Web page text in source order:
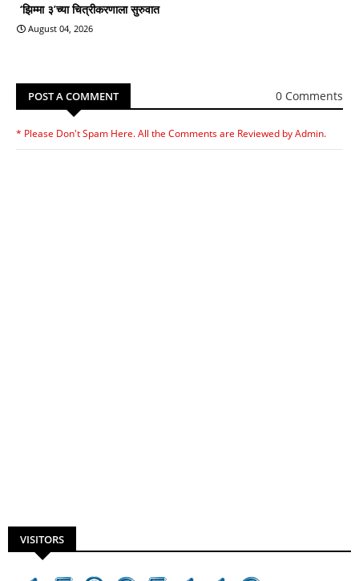
‘झिम्मा ३’च्या चित्रीकरणाला सुरुवात
August 04, 2026
POST A COMMENT 0 Comments
* Please Don't Spam Here. All the Comments are Reviewed by Admin.
VISITORS